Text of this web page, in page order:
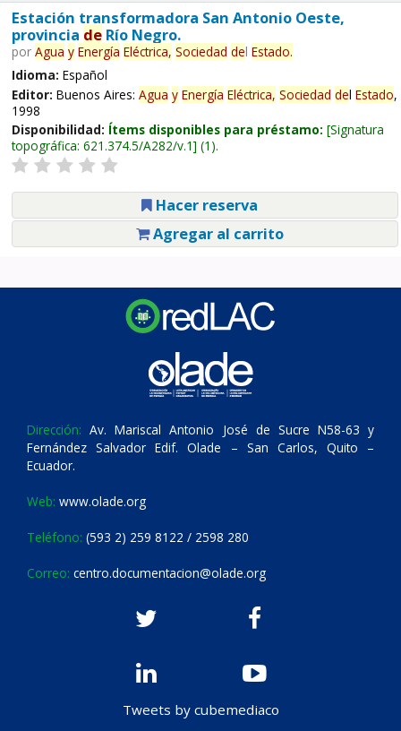
Estación transformadora San Antonio Oeste,
provincia deRío Negro.
por Agua y Energía Eléctrica, Sociedad del Estado.
Idioma: Español
Editor: Buenos Aires: Agua y Energía Eléctrica, Sociedad del Estado,
1998
Disponibilidad: Ítems disponibles para préstamo: Signatura
topográfica: 621.374.5/A282/v.1 (1).
Hacer reserva
Agregar al carrito
Dirección: Av. Mariscal Antonio José de Sucre N58-63 y
Fernández Salvador Edif. Olade – San Carlos, Quito –
Ecuador.
Web: www.olade.org
Teléfono: (593 2) 259 8122 / 2598 280
Correo: centro.documentacion@olade.org
Tweets by cubemediaco